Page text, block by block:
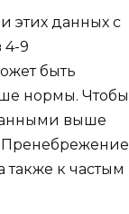
этих данных с
4-9
быть
нормы. Чтобы
выше
Пренебрежение
к частым